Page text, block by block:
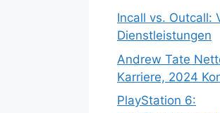
Incall vs. Outcall:
Dienstleistungen
Andrew Tate
Karriere, 2024
PlayStation 6: